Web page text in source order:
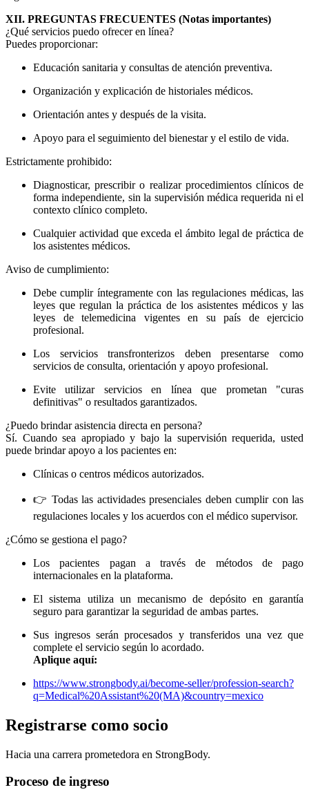
XII. PREGUNTAS FRECUENTES (Notas importantes)
¿Qué servicios puedo ofrecer en línea?
Puedes proporcionar:
Educación sanitaria y consultas de atención preventiva.
Organización y explicación de historiales médicos.
Orientación antes y después de la visita.
Apoyo para el seguimiento del bienestar y el estilo de vida.
Estrictamente prohibido:
Diagnosticar, prescribir o realizar procedimientos clínicos de
forma independiente, sin la supervisión médica requerida ni el
contexto clínico completo.
Cualquier actividad que exceda el ámbito legal de práctica de
los asistentes médicos.
Aviso de cumplimiento:
Debe cumplir íntegramente con las regulaciones médicas, las
leyes que regulan la práctica de los asistentes médicos y las
leyes de telemedicina vigentes en su país de ejercicio
profesional.
Los servicios transfronterizos deben presentarse como
servicios de consulta, orientación y apoyo profesional.
Evite utilizar servicios en línea que prometan "curas
definitivas" o resultados garantizados.
¿Puedo brindar asistencia directa en persona?
Sí. Cuando sea apropiado y bajo la supervisión requerida, usted
puede brindar apoyo a los pacientes en:
Clínicas o centros médicos autorizados.
👉 Todas las actividades presenciales deben cumplir con las
regulaciones locales y los acuerdos con el médico supervisor.
¿Cómo se gestiona el pago?
Los pacientes pagan a través de métodos de pago
internacionales en la plataforma.
El sistema utiliza un mecanismo de depósito en garantía
seguro para garantizar la seguridad de ambas partes.
Sus ingresos serán procesados ​​y transferidos una vez que
complete el servicio según lo acordado.
Aplique aquí:
https://www.strongbody.ai/become-seller/profession-search?
q=Medical%20Assistant%20(MA)&country=mexico
Registrarse como socio
Hacia una carrera prometedora en StrongBody.
Proceso de ingreso